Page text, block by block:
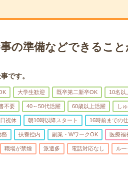
事の準備などできるこ
です。
大学生歓迎 既卒第二新卒OK 10名以
不要 40～50代活躍 60歳以上活躍 し
祝休 朝10時以降スタート 16時前までの
務 扶養控内 副業・WワークOK 医療福
職場が禁煙 派遣多 電話対応なし ル